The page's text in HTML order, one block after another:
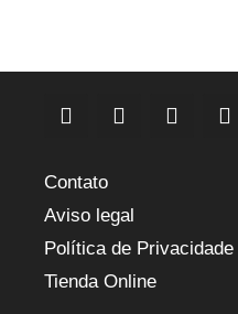
Contato
Aviso legal
Política de Privacidade
Tienda Online